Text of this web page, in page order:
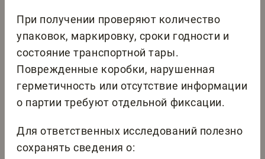
При получении проверяют количество
упаковок, маркировку, сроки годности и
состояние транспортной тары.
Поврежденные коробки, нарушенная
герметичность или отсутствие информации
о партии требуют отдельной фиксации.
Для ответственных исследований полезно
сохранять сведения о: